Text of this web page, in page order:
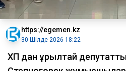
https://egemen.kz
30 Шілде 2026 18:22
ҚХП дан Құрылтай